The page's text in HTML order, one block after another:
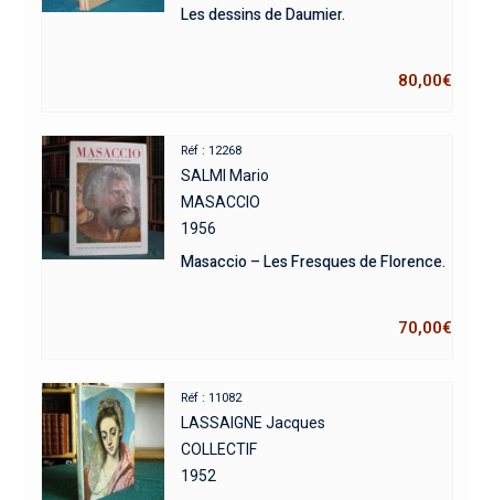
Les dessins de Daumier.
80,00€
Réf : 12268
SALMI Mario
MASACCIO
1956
Masaccio – Les Fresques de Florence.
70,00€
Réf : 11082
LASSAIGNE Jacques
COLLECTIF
1952